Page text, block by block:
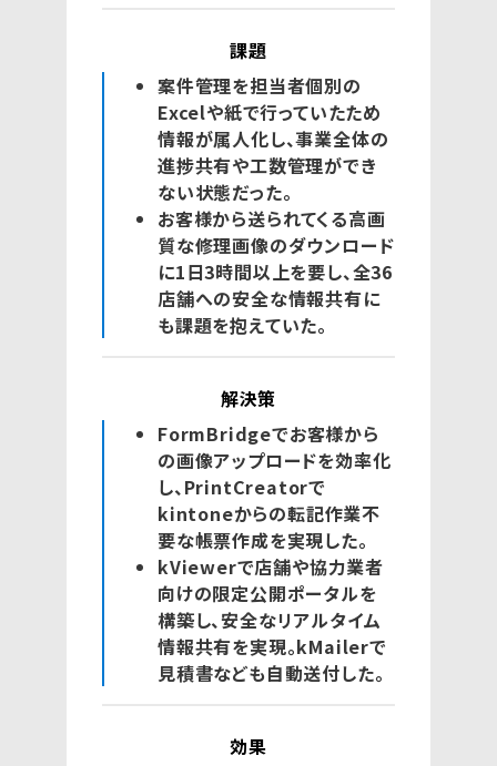
課題
案件管理を担当者個別の
Excelや紙で行っていたため
情報が属人化し、事業全体の
進捗共有や工数管理ができ
ない状態だった。
お客様から送られてくる高画
質な修理画像のダウンロード
に1日3時間以上を要し、全36
店舗への安全な情報共有に
も課題を抱えていた。
解決策
FormBridgeでお客様から
の画像アップロードを効率化
し、PrintCreatorで
kintoneからの転記作業不
要な帳票作成を実現した。
kViewerで店舗や協力業者
向けの限定公開ポータルを
構築し、安全なリアルタイム
情報共有を実現。kMailerで
見積書なども自動送付した。
効果